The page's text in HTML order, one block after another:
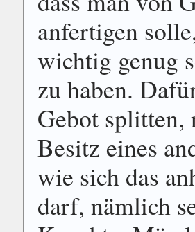
anfertigen
wichtig genug
zu haben.
Gebot splitten,
Besitz eines
wie sich das
darf, nämlich